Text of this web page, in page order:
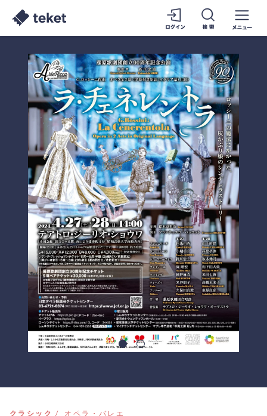
クラシック オペラ・バレエ